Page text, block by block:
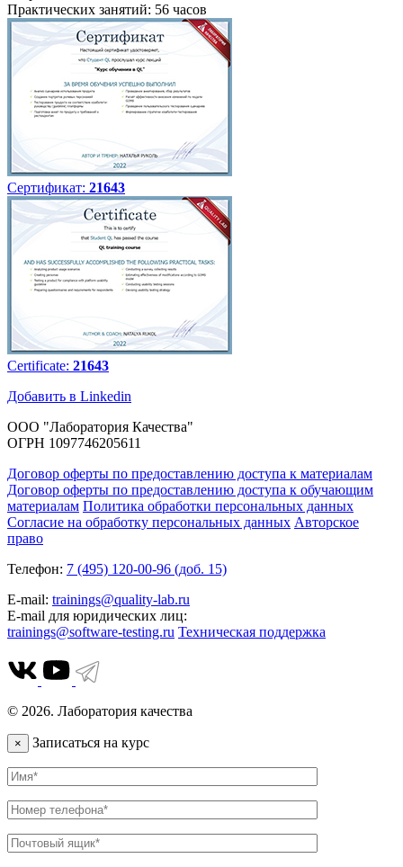
Практических занятий: 56 часов
Сертификат: 21643
Certificate: 21643
Добавить в Linkedin
ООО "Лаборатория Качества"
ОГРН 1097746205611
Договор оферты по предоставлению доступа к материалам
Договор оферты по предоставлению доступа к обучающим
материалам Политика обработки персональных данных
Согласие на обработку персональных данных Авторское
право
Телефон: 7 (495) 120-00-96 (доб. 15)
E-mail: trainings@quality-lab.ru
E-mail для юридических лиц:
trainings@software-testing.ru Техническая поддержка
© 2026. Лаборатория качества
× Записаться на курс